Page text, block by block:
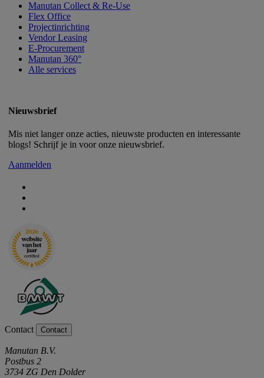
Manutan Collect & Re-Use
Flex Office
Projectinrichting
Vendor Leasing
E-Procurement
Manutan 360°
Alle services
Nieuwsbrief
Mis niet langer onze acties, nieuwste producten en interessante
blogs! Schrijf je in voor onze nieuwsbrief.
Aanmelden
Contact Contact
Manutan B.V.
Postbus 2
3734 ZG Den Dolder